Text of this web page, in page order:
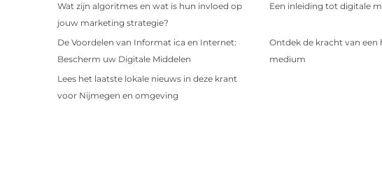
Wat zijn algoritmes en wat is hun invloed op
jouw marketing strategie?
Een inleiding tot digitale
De Voordelen van Informat ica en Internet:
Bescherm uw Digitale Middelen
Ontdek de kracht van een
medium
Lees het laatste lokale nieuws in deze krant
voor Nijmegen en omgeving